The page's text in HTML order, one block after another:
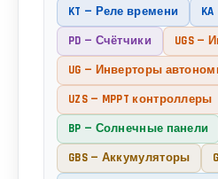
KT — Реле времени
PD — Счётчики UGS —
UG — Инверторы
UZS — MPPT контроллеры
BP — Солнечные панели
GBS — Аккумуляторы